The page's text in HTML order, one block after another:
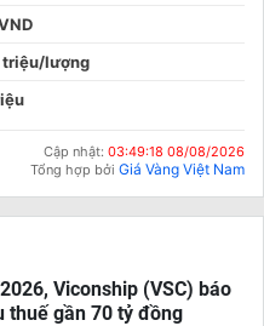
triệu/lượng
Cập nhật: 03:49:18 08/08/2026
Tổng hợp bởi Giá Vàng Việt Nam
Viconship (VSC) báo
thuế gần 70 tỷ đồng